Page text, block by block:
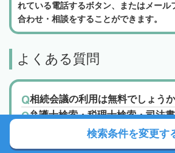
れている電話するボタン、またはメール
合わせ・相談をすることができます。
よくある質問
相続会議の利用は無料でしょう
弁護士検索・税理士検索・司法
機能を使って専門家に相談すれ
検索条件を変更す